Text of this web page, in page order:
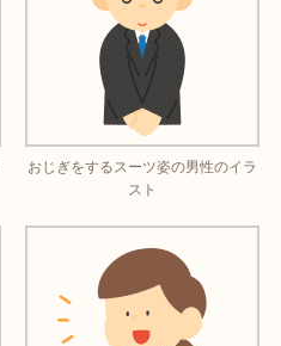
おじぎをするスーツ姿の男性のイラ
スト